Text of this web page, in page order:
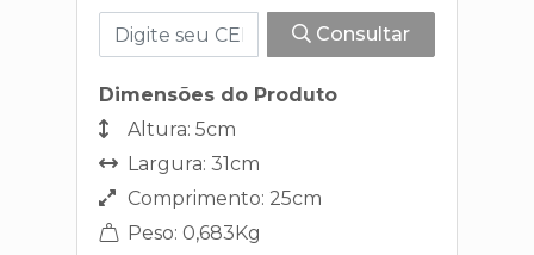
Consultar
Dimensões do Produto
Altura: 5cm
Largura: 31cm
Comprimento: 25cm
Peso: 0,683Kg